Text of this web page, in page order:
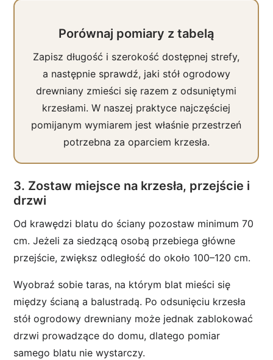
Porównaj pomiary z tabelą
Zapisz długość i szerokość dostępnej strefy,
a następnie sprawdź, jaki stół ogrodowy
drewniany zmieści się razem z odsuniętymi
krzesłami. W naszej praktyce najczęściej
pomijanym wymiarem jest właśnie przestrzeń
potrzebna za oparciem krzesła.
3. Zostaw miejsce na krzesła, przejście i
drzwi
Od krawędzi blatu do ściany pozostaw minimum 70
cm. Jeżeli za siedzącą osobą przebiega główne
przejście, zwiększ odległość do około 100–120 cm.
Wyobraź sobie taras, na którym blat mieści się
między ścianą a balustradą. Po odsunięciu krzesła
stół ogrodowy drewniany może jednak zablokować
drzwi prowadzące do domu, dlatego pomiar
samego blatu nie wystarczy.